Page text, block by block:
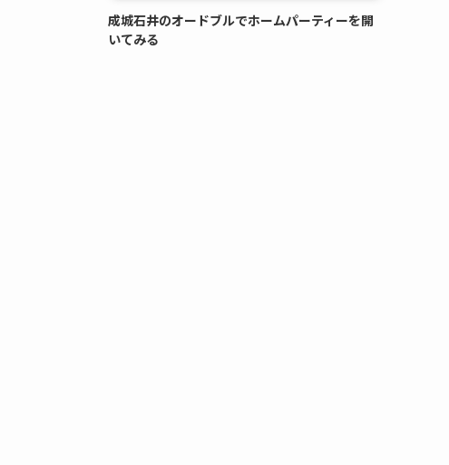
成城石井のオードブルでホームパーティーを開
いてみる